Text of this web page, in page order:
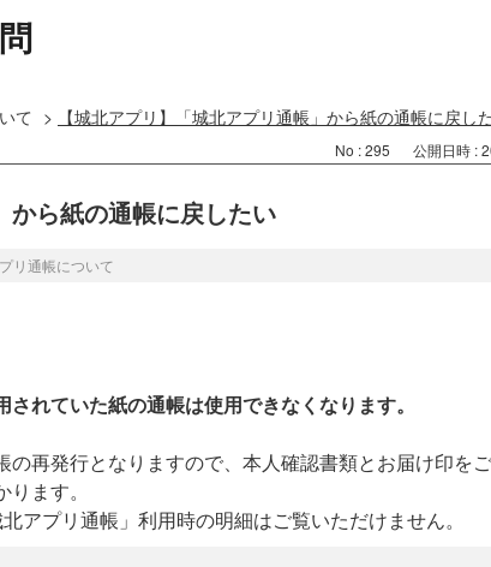
て > 【城北アプリ】「城北アプリ通帳」から紙の通帳に戻し
No : 295 公開日時 :
から紙の通帳に戻したい
リ通帳について
れていた紙の通帳は使用できなくなります。
再発行となりますので、本人確認書類とお届け印を
ます。
アプリ通帳」利用時の明細はご覧いただけません。